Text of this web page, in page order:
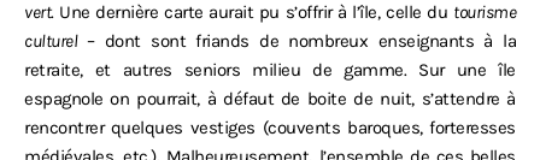
vert. Une dernière carte aurait pu s’offrir à l’île, celle du tourisme
culturel– dont sont friands de nombreux enseignants à la
retraite, et autres seniors milieu de gamme. Sur une île
espagnole on pourrait, à défaut de boite de nuit, s’attendre à
rencontrer quelques vestiges (couvents baroques, forteresses